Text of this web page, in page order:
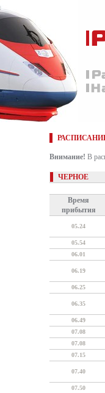
Внимание! В
ЧЕРНОЕ
Время
прибытия
05.24
05.54
06.01
06.19
06.25
06.35
06.49
07.08
07.08
07.15
07.40
07.50